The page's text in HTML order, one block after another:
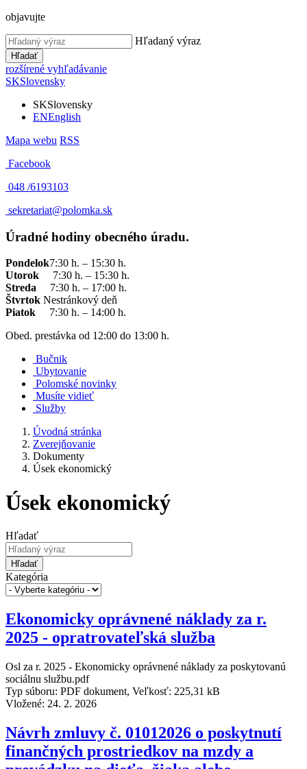
objavujte
Hľadaný výraz
Hľadať
rozšírené vyhľadávanie
SKSlovensky
SKSlovensky
ENEnglish
Mapa webu RSS
Facebook
048 /6193103
sekretariat@polomka.sk
Úradné hodiny obecného úradu.
Pondelok7:30 h. – 15:30 h.
Utorok 7:30 h. – 15:30 h.
Streda 7:30 h. – 17:00 h.
Štvrtok Nestránkový deň
Piatok
7:30 h. – 14:00 h.
Obed. prestávka od 12:00 do 13:00 h.
Bučnik
Ubytovanie
Polomské novinky
Musíte vidieť
Služby
Úvodná stránka
Zverejňovanie
Dokumenty
Úsek ekonomický
Úsek ekonomický
Hľadať
Hľadať
Kategória
Ekonomicky oprávnené náklady za r.
2025 - opratrovateľská služba
Osl za r. 2025 - Ekonomicky oprávnené náklady za poskytovanú
sociálnu službu.pdf
Typ súboru: PDF dokument, Veľkosť: 225,31 kB
Vložené: 24. 2. 2026
Návrh zmluvy č. 01012026 o poskytnutí
finančných prostriedkov na mzdy a